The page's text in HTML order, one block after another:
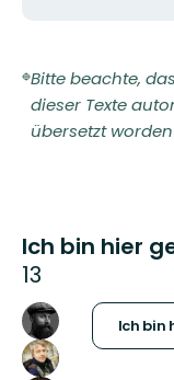
Bitte beachte,
dieser Texte
übersetzt
Ich bin hier
13
Ich bin